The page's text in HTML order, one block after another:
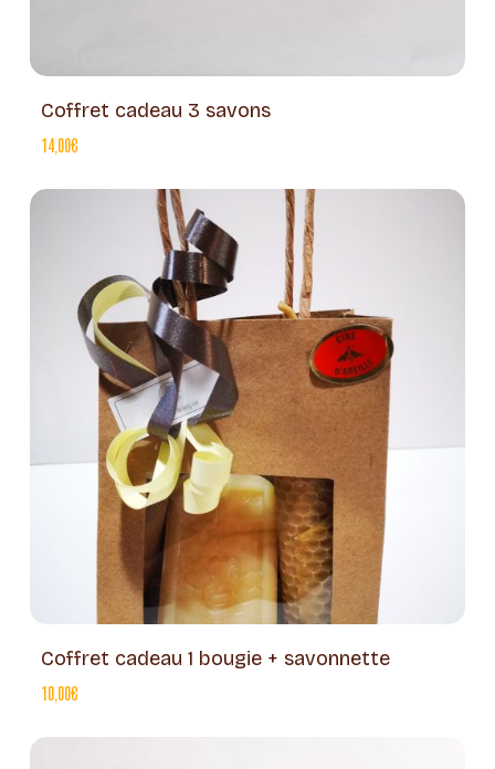
Coffret cadeau 3 savons
14,00€
Coffret cadeau 1 bougie + savonnette
10,00€